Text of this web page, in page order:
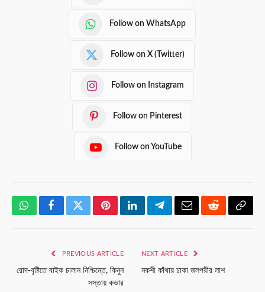
Follow on WhatsApp
Follow on X (Twitter)
Follow on Instagram
Follow on Pinterest
Follow on YouTube
WhatsAppFacebookTwitterPinterestLinkedInTelegramEmailRedditCopy
PREVIOUS ARTICLE
রোদ-বৃষ্টিতে বাইক চালান নিশ্চিন্তে, কিনুন
সস্তায় কভার
NEXT ARTICLE
নকশী কাঁথায় ঢাকা জলপরীর লাশ